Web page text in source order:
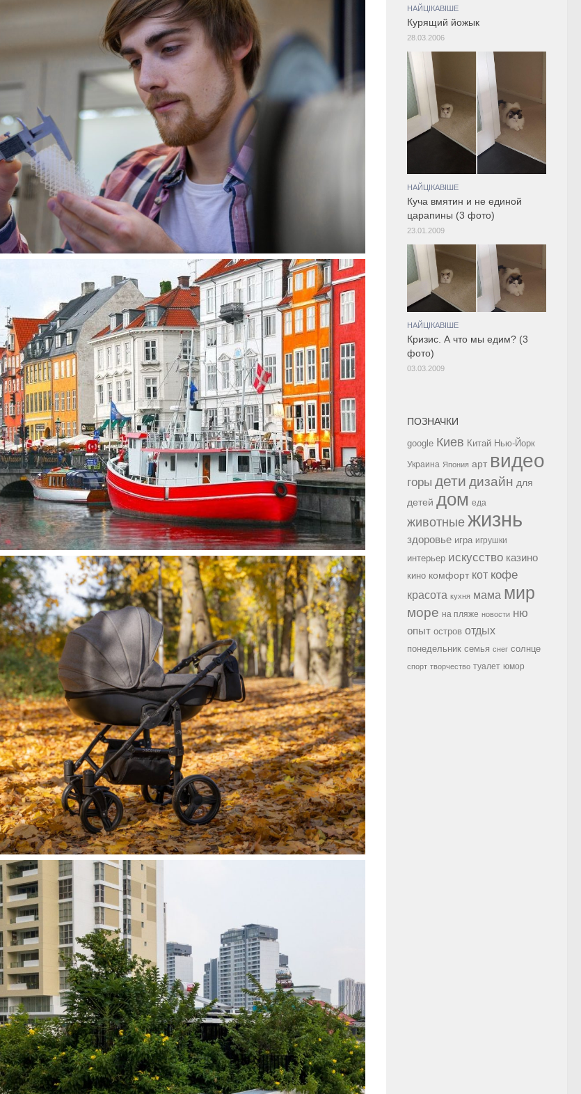
НАЙЦІКАВІШЕ
Курящий йожык
28.03.2006
НАЙЦІКАВІШЕ
Куча вмятин и не единой
царапины (3 фото)
23.01.2009
НАЙЦІКАВІШЕ
Кризис. А что мы едим? (3
фото)
03.03.2009
ПОЗНАЧКИ
google Киев Китай Нью-Йорк
Украина Япония арт видео
горы дети дизайн для
детей дом еда
животные жизнь
здоровье игра игрушки
интерьер искусство казино
кино комфорт кот кофе
красота кухня мама мир
море на пляже новости ню
опыт остров отдых
понедельник семья снег солнце
спорт творчество туалет юмор